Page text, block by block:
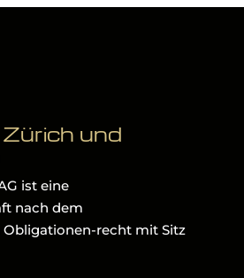
und
ist eine
nach dem
Obligationen-recht mit Sitz